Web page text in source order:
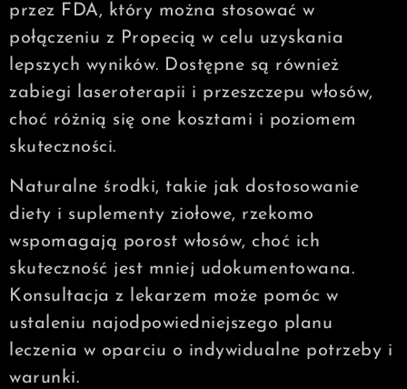
przez FDA, który można stosować w
połączeniu z Propecią w celu uzyskania
lepszych wyników. Dostępne są również
zabiegi laseroterapii i przeszczepu włosów,
choć różnią się one kosztami i poziomem
skuteczności.
Naturalne środki, takie jak dostosowanie
diety i suplementy ziołowe, rzekomo
wspomagają porost włosów, choć ich
skuteczność jest mniej udokumentowana.
Konsultacja z lekarzem może pomóc w
ustaleniu najodpowiedniejszego planu
leczenia w oparciu o indywidualne potrzeby i
warunki.